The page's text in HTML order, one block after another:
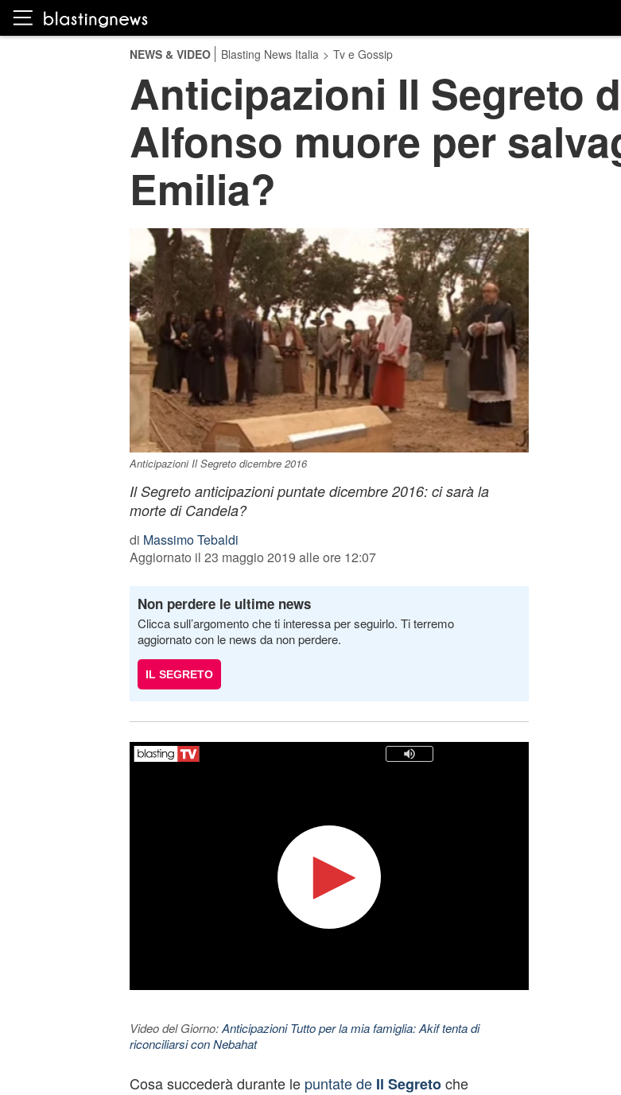
NEWS & VIDEO Blasting News Italia > Tv e Gossip
Anticipazioni Il Segreto
Alfonso muore per
Emilia?
Anticipazioni Il Segreto dicembre 2016
Il Segreto anticipazioni puntate dicembre 2016: ci sarà la
morte di Candela?
di Massimo Tebaldi
Aggiornato il 23 maggio 2019 alle ore 12:07
Non perdere le ultime news
Clicca sull’argomento che ti interessa per seguirlo. Ti terremo
aggiornato con le news da non perdere.
IL SEGRETO
Video del Giorno:Anticipazioni Tutto per la mia famiglia: Akif tenta di
riconciliarsi con Nebahat
Cosa succederà durante le puntate de Il Segretoche